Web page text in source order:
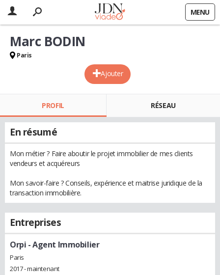
MENU
Ajouter
Marc BODIN
Paris
PROFIL RÉSEAU
En résumé
Mon métier ? Faire aboutir le projet immobilier de mes clients
vendeurs et acquéreurs
Mon savoir-faire ? Conseils, expérience et maitrise juridique de la
transaction immobilière.
Entreprises
Orpi - Agent Immobilier
Paris
2017 - maintenant